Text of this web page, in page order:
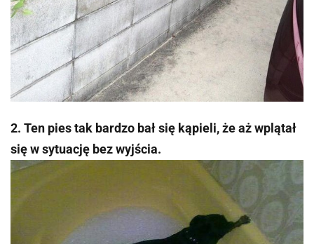
2. Ten pies tak bardzo bał się kąpieli, że aż wplątał
się w sytuację bez wyjścia.